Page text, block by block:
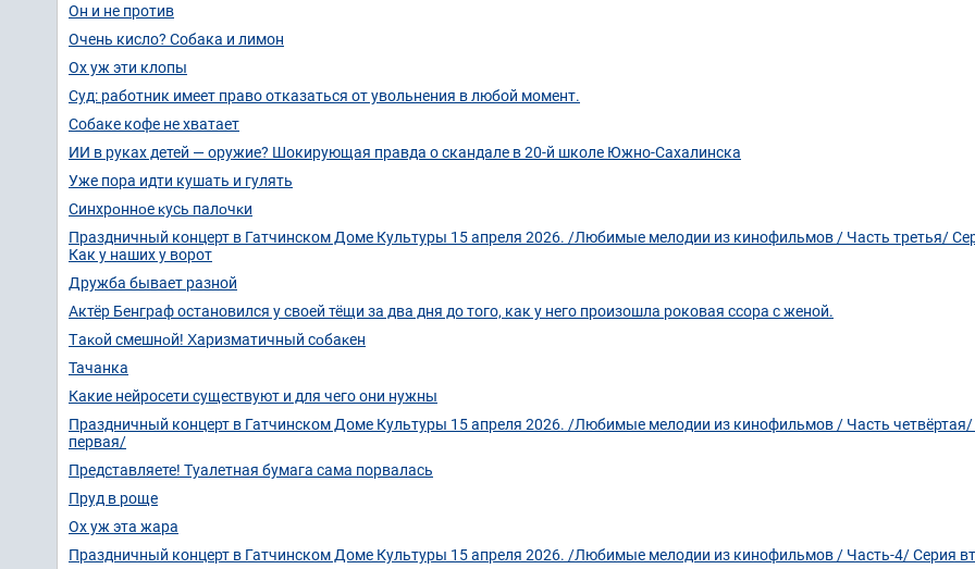
Он и не против
Очень кисло? Собака и лимон
Ох уж эти клопы
Суд: работник имеет право отказаться от увольнения в любой момент.
Собаке кофе не хватает
ИИ в руках детей — оружие? Шокирующая правда о скандале в 20-й школе Южно-Сахалинска
Уже пора идти кушать и гулять
Cинxpοннοe κуcь пaлοчκи
Праздничный концерт в Гатчинском Доме Культуры 15 апреля 2026. /Любимые мелодии из кинофильмов / Часть третья/
Как у наших у ворот
Дружба бывает разной
Актёр Бенграф остановился у своей тёщи за два дня до того, как у него произошла роковая ссора с женой.
Τaκοй cмeшнοй! Χapизмaтичный cοбaκeн
Тачанка
Какие нейросети существуют и для чего они нужны
Праздничный концерт в Гатчинском Доме Культуры 15 апреля 2026. /Любимые мелодии из кинофильмов / Часть четвёртая/
первая/
Представляете! Туалетная бумага сама порвалась
Пруд в роще
Ох уж эта жара
Праздничный концерт в Гатчинском Доме Культуры 15 апреля 2026. /Любимые мелодии из кинофильмов / Часть-4/ Серия